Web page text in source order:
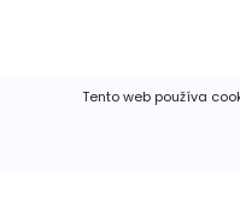
Tento web používa
Všetky práva